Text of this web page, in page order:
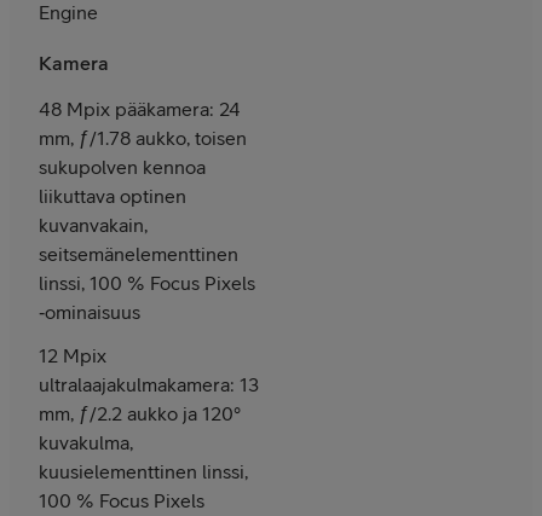
Engine
Kamera
48 Mpix pääkamera: 24
mm, ƒ/1.78 aukko, toisen
sukupolven kennoa
liikuttava optinen
kuvanvakain,
seitsemänelementtinen
linssi, 100 % Focus Pixels
‑ominaisuus
12 Mpix
ultra­laajakulmakamera: 13
mm, ƒ/2.2 aukko ja 120°
kuvakulma,
kuusielementtinen linssi,
100 % Focus Pixels